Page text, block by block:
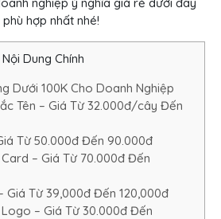
nghiệp ý nghĩa giá rẻ dưới đây
hợp nhất nhé!
Nội Dung Chính
Dưới 100K Cho Doanh Nghiệp
Tên – Giá Từ 32.000đ/cây Đến
Từ 50.000đ Đến 90.000đ
– Giá Từ 70.000đ Đến
Giá Từ 39,000đ Đến 120,000đ
Logo – Giá Từ 30.000đ Đến